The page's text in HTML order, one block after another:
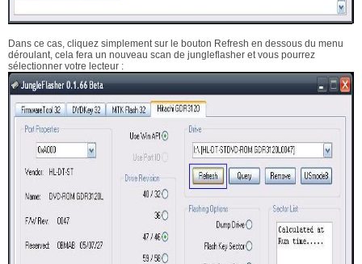
Dans ce cas, cliquez simplement sur le bouton Refresh en dessous du menu
déroulant, cela fera un nouveau scan de jungleflasher et vous pourrez
sélectionner votre lecteur :